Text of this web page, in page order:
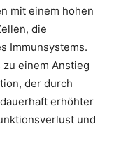
mit einem hohen
die
Immunsystems.
einem Anstieg
der durch
erhöhter
und